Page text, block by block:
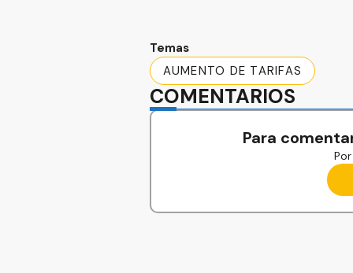
Temas
AUMENTO DE TARIFAS
COMENTARIOS
Para